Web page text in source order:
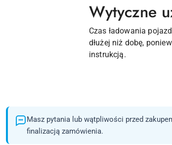
Wytyczne
Czas ładowania
dłużej niż dobę,
instrukcją.
Masz pytania lub wątpliwości przed
finalizacją zamówienia.